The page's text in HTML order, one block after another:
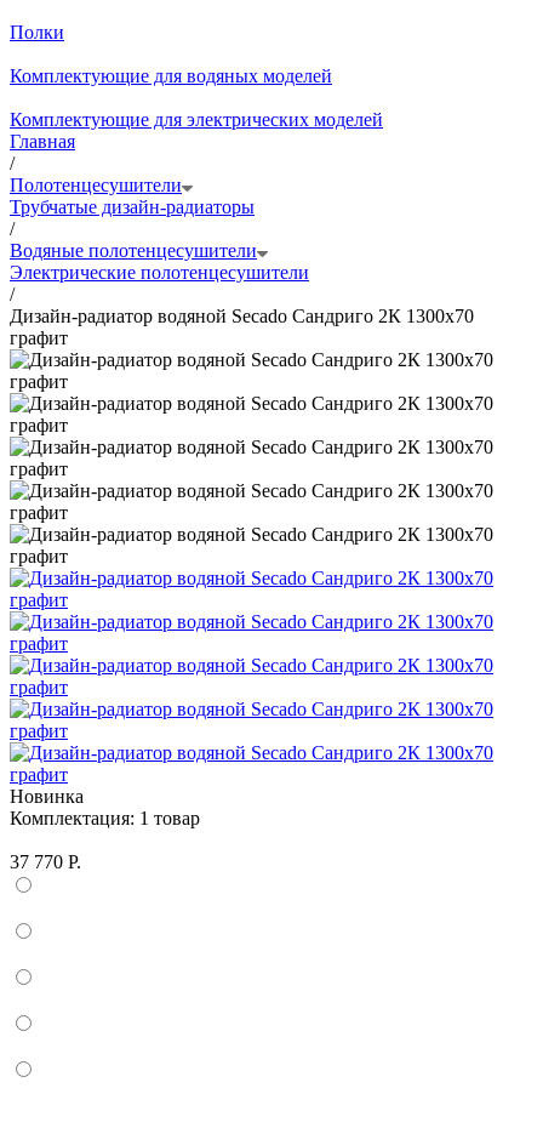
Полки
Комплектующие для водяных моделей
Комплектующие для электрических моделей
Главная
/
Полотенцесушители
Трубчатые дизайн-радиаторы
/
Водяные полотенцесушители
Электрические полотенцесушители
/
Дизайн-радиатор водяной Secado Сандриго 2К 1300x70
графит
Новинка
Комплектация: 1 товар
37 770 Р.